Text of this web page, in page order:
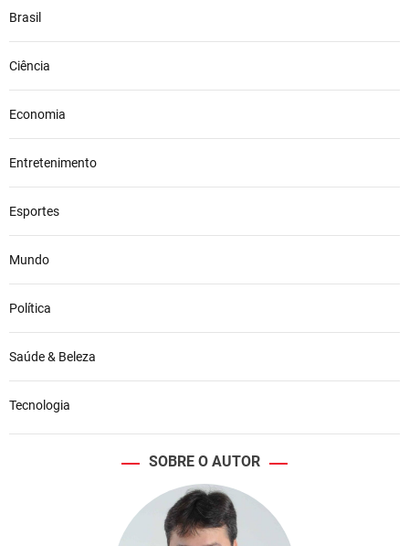
Brasil
Ciência
Economia
Entretenimento
Esportes
Mundo
Política
Saúde & Beleza
Tecnologia
SOBRE O AUTOR